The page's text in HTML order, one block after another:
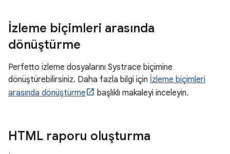
İzleme biçimleri arasında
dönüştürme
Perfetto izleme dosyalarını Systrace biçimine
dönüştürebilirsiniz. Daha fazla bilgi için İzleme biçimleri
arasında dönüştürme
başlıklı makaleyi inceleyin.
HTML raporu oluşturma